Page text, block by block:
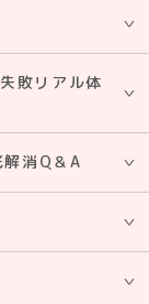
敗リアル体
消Q＆A